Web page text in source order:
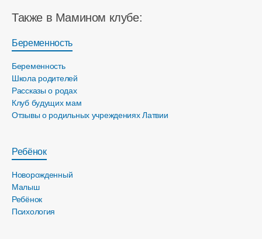
Также в Мамином клубе:
Беременность
Беременность
Школа родителей
Рассказы о родах
Клуб будущих мам
Отзывы о родильных учреждениях Латвии
Ребёнок
Новорожденный
Малыш
Ребёнок
Психология